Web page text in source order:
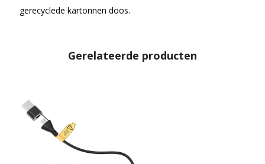
gerecyclede kartonnen doos.
Gerelateerde producten